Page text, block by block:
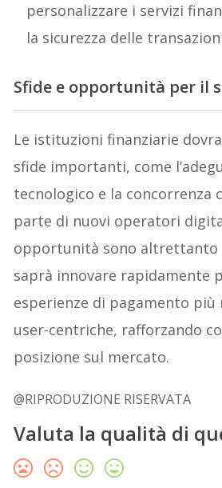
personalizzare i servizi
la sicurezza delle
Sfide e opportunità per il
Le istituzioni finanziarie
sfide importanti, come
tecnologico e la concorrenza
parte di nuovi operatori
opportunità sono altrettanto
saprà innovare rapidamente
esperienze di pagamento più
user-centriche, rafforzando
posizione sul mercato.
@RIPRODUZIONE RISERVATA
Valuta la qualità di